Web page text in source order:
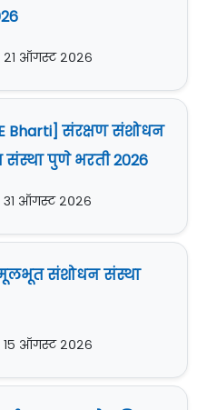
२१ ऑगस्ट २०२६
Bharti] संरक्षण संशोधन
पुणे भरती 2026
३१ ऑगस्ट २०२६
मूलभूत संशोधन संस्था
१५ ऑगस्ट २०२६